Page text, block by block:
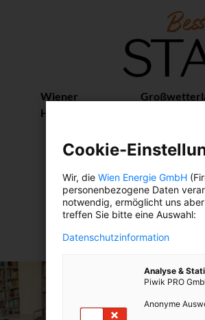
Wiener
Herzerl
Cookie-
Wir, die Wien Energie GmbH
personenbezogene Daten
notwendig, ermöglicht uns
treffen Sie bitte eine Auswahl:
Datenschutzinformation
Analyse &
Piwik PRO
Anonyme